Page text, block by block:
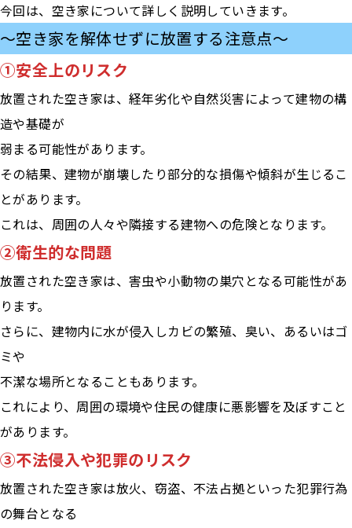
今回は、空き家について詳しく説明していきます。
〜空き家を解体せずに放置する注意点〜
①安全上のリスク
放置された空き家は、経年劣化や自然災害によって建物の構
造や基礎が
弱まる可能性があります。
その結果、建物が崩壊したり部分的な損傷や傾斜が生じるこ
とがあります。
これは、周囲の人々や隣接する建物への危険となります。
②衛生的な問題
放置された空き家は、害虫や小動物の巣穴となる可能性があ
ります。
さらに、建物内に水が侵入しカビの繁殖、臭い、あるいはゴ
ミや
不潔な場所となることもあります。
これにより、周囲の環境や住民の健康に悪影響を及ぼすこと
があります。
③不法侵入や犯罪のリスク
放置された空き家は放火、窃盗、不法占拠といった犯罪行為
の舞台となる